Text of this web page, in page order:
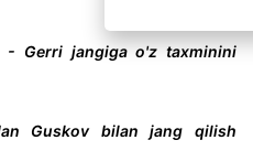
- Gerri jangiga o'z taxminini
Guskov bilan jang qilish